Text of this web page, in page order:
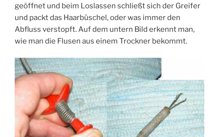
geöffnet und beim Loslassen schließt sich der Greifer
und packt das Haarbüschel, oder was immer den
Abfluss verstopft. Auf dem untern Bild erkennt man,
wie man die Flusen aus einem Trockner bekommt.